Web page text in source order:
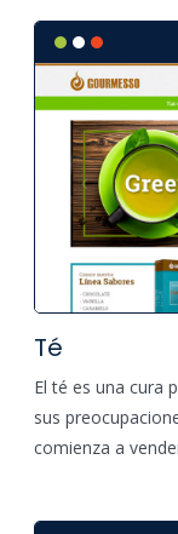
Té
El té es una cura
sus
comienza a